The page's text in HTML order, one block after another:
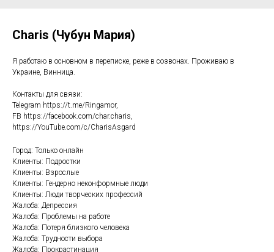
Charis (Чубун Мария)
Я работаю в основном в переписке, реже в созвонах. Проживаю в
Украине, Винница.
Контакты для связи:
Telegram https://t.me/Ringamor,
FB https://facebook.com/char.charis,
https://YouTube.com/c/CharisAsgard
Город: Только онлайн
Клиенты: Подростки
Клиенты: Взрослые
Клиенты: Гендерно неконформные люди
Клиенты: Люди творческих профессий
Жалоба: Депрессия
Жалоба: Проблемы на работе
Жалоба: Потеря близкого человека
Жалоба: Трудности выбора
Жалоба: Прокрастинация